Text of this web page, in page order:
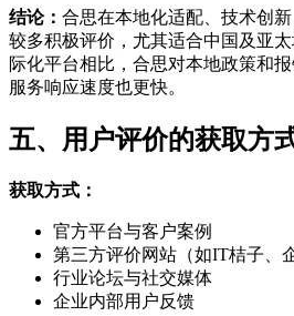
结论： 合思在本地化适配、技术创
较多积极评价，尤其适合中国及亚
际化平台相比，合思对本地政策和
服务响应速度也更快。
五、用户评价的获取方
获取方式：
官方平台与客户案例
第三方评价网站（如IT桔子、
行业论坛与社交媒体
企业内部用户反馈